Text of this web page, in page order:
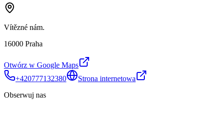
Vítězné nám.
16000 Praha
Otwórz w Google Maps
+420777132380
Strona internetowa
Obserwuj nas